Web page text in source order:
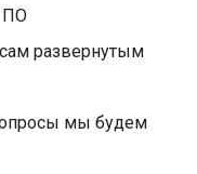
ПО
развернутым
мы будем